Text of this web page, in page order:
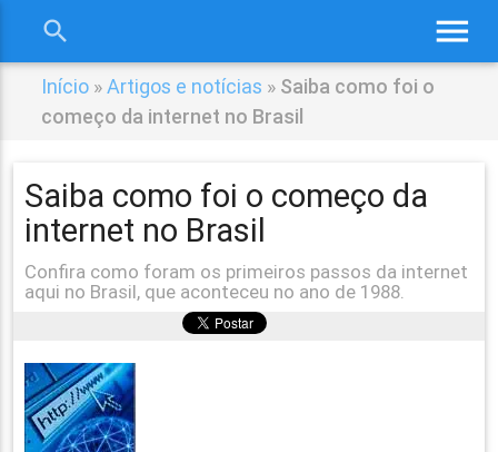
menu
search
Início »Artigos e notícias » Saiba como foi o
começo da internet no Brasil
Saiba como foi o começo da
internet no Brasil
Confira como foram os primeiros passos da internet
aqui no Brasil, que aconteceu no ano de 1988.